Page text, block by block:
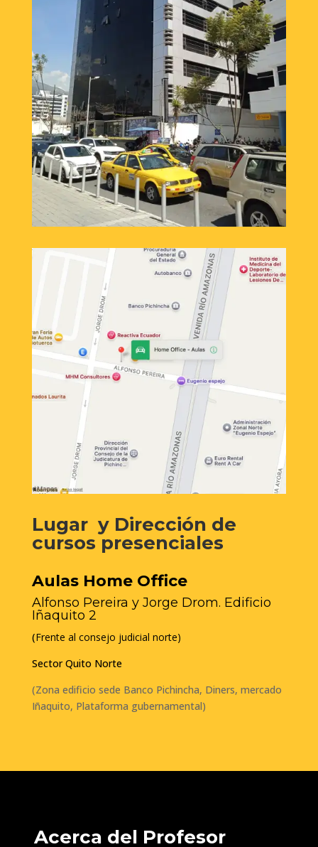
Lugar y Dirección de
cursos presenciales
Aulas Home Office
Alfonso Pereira y Jorge Drom. Edificio
Iñaquito 2
(Frente al consejo judicial norte)
Sector Quito Norte
(Zona edificio sede Banco Pichincha, Diners, mercado
Iñaquito, Plataforma gubernamental)
Acerca del Profesor